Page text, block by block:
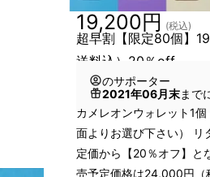
超早割【限定80個】
送料込）20％off
19,200円 (税込)
のサポーター
2021年06月末まで
カメレオンウォレット1
面よりお選び下さい） リ
定価から【20％オフ】と
売予定価格は24,000円（